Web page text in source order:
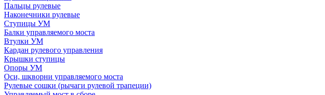
Пальцы рулевые
Наконечники рулевые
Ступицы УМ
Балки управляемого моста
Втулки УМ
Кардан рулевого управления
Крышки ступицы
Опоры УМ
Оси, шкворни управляемого моста
Рулевые сошки (рычаги рулевой трапеции)